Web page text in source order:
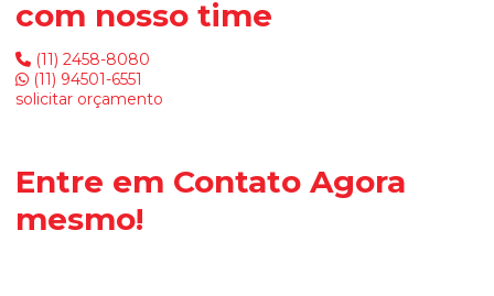
com nosso time
(11) 2458-8080
(11) 94501-6551
solicitar orçamento
Entre em Contato Agora
mesmo!